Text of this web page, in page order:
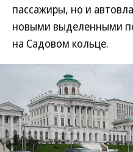
пассажиры, но и
новыми выделенными
на Садовом кольце.